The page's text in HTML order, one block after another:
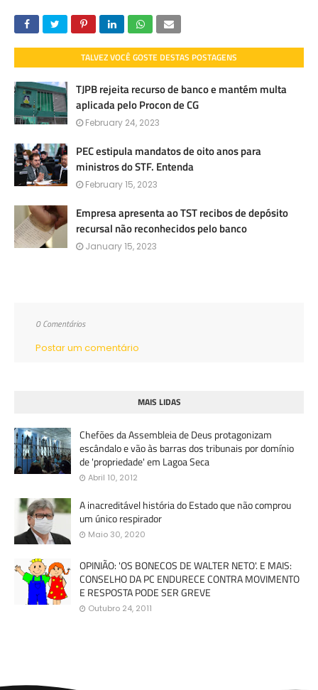
TALVEZ VOCÊ GOSTE DESTAS POSTAGENS
TJPB rejeita recurso de banco e mantém multa
aplicada pelo Procon de CG
February 24, 2023
PEC estipula mandatos de oito anos para
ministros do STF. Entenda
February 15, 2023
Empresa apresenta ao TST recibos de depósito
recursal não reconhecidos pelo banco
January 15, 2023
0 Comentários
Postar um comentário
MAIS LIDAS
Chefões da Assembleia de Deus protagonizam
escândalo e vão às barras dos tribunais por domínio
de 'propriedade' em Lagoa Seca
Abril 10, 2012
A inacreditável história do Estado que não comprou
um único respirador
Maio 30, 2020
OPINIÃO: 'OS BONECOS DE WALTER NETO'. E MAIS:
CONSELHO DA PC ENDURECE CONTRA MOVIMENTO
E RESPOSTA PODE SER GREVE
Outubro 24, 2011